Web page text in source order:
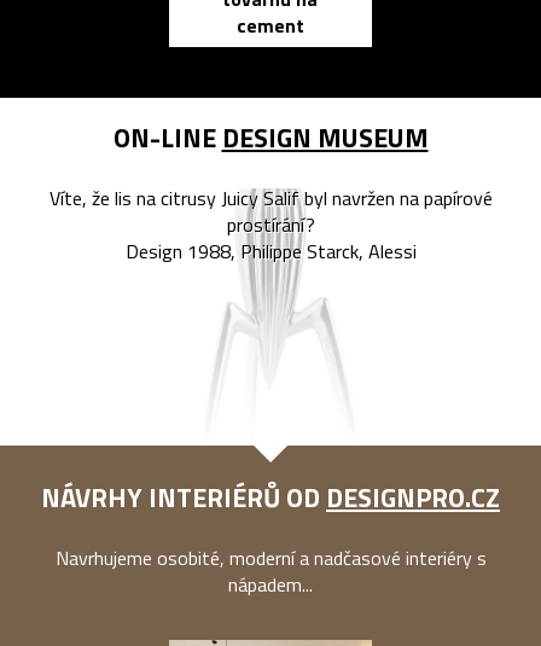
cement
ON-LINE DESIGN MUSEUM
Víte, že lis na citrusy Juicy Salif byl navržen na papírové
prostírání?
Design 1988, Philippe Starck, Alessi
NÁVRHY INTERIÉRŮ OD DESIGNPRO.CZ
Navrhujeme osobité, moderní a nadčasové interiéry s
nápadem...